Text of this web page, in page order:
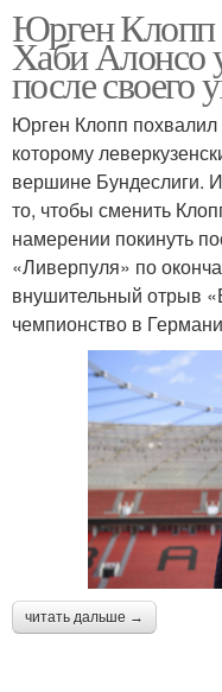
Юрген Клопп
Хаби Алонсо
после своего
Юрген Клопп
которому
вершине Бундеслиги.
то, чтобы сменить
намерении покинуть
«Ливерпуля» по
внушительный отрыв
чемпионство в
читать дальше →